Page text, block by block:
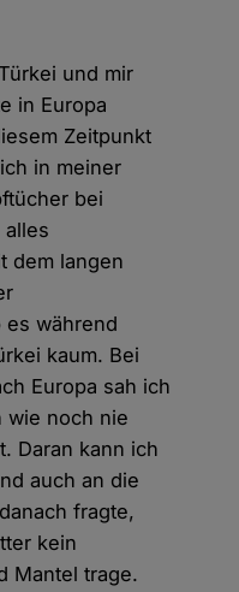
und mir
in Europa
Zeitpunkt
in meiner
bei
alles
dem langen
es während
kaum. Bei
Europa sah ich
wie noch nie
Daran kann ich
auch an die
fragte,
kein
Mantel trage.